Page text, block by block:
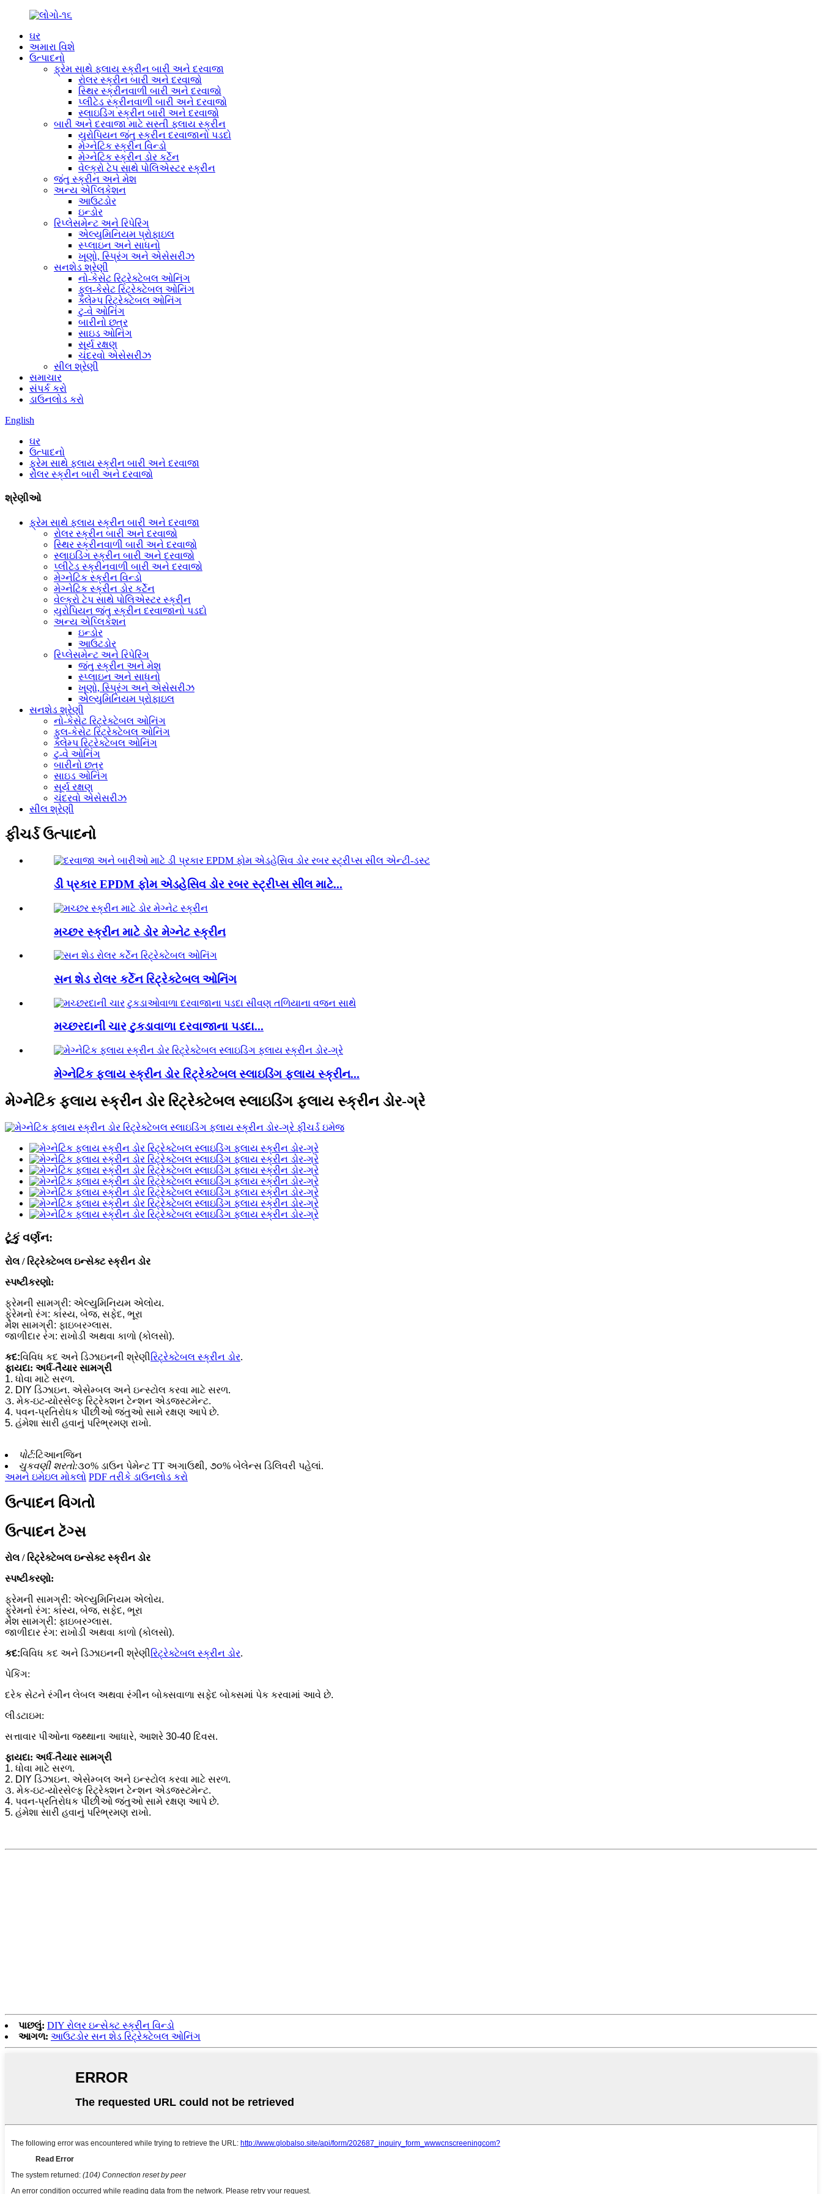
ઘર
અમારા વિશે
ઉત્પાદનો
ફ્રેમ સાથે ફ્લાય સ્ક્રીન બારી અને દરવાજા
રોલર સ્ક્રીન બારી અને દરવાજો
સ્થિર સ્ક્રીનવાળી બારી અને દરવાજો
પ્લીટેડ સ્ક્રીનવાળી બારી અને દરવાજો
સ્લાઇડિંગ સ્ક્રીન બારી અને દરવાજો
બારી અને દરવાજા માટે સસ્તી ફ્લાય સ્ક્રીન
યુરોપિયન જંતુ સ્ક્રીન દરવાજાનો પડદો
મેગ્નેટિક સ્ક્રીન વિન્ડો
મેગ્નેટિક સ્ક્રીન ડોર કર્ટેન
વેલ્ક્રો ટેપ સાથે પોલિએસ્ટર સ્ક્રીન
જંતુ સ્ક્રીન અને મેશ
અન્ય એપ્લિકેશન
આઉટડોર
ઇન્ડોર
રિપ્લેસમેન્ટ અને રિપેરિંગ
એલ્યુમિનિયમ પ્રોફાઇલ
સ્પ્લાઇન અને સાધનો
ખૂણો, સ્પ્રિંગ અને એસેસરીઝ
સનશેડ શ્રેણી
નો-કેસેટ રિટ્રેક્ટેબલ ઓનિંગ
ફુલ-કેસેટ રિટ્રેક્ટેબલ ઓનિંગ
ક્લેમ્પ રિટ્રેક્ટેબલ ઓનિંગ
ટુ-વે ઓનિંગ
બારીનો છત્ર
સાઇડ ઓનિંગ
સૂર્ય રક્ષણ
ચંદરવો એસેસરીઝ
સીલ શ્રેણી
સમાચાર
સંપર્ક કરો
ડાઉનલોડ કરો
English
ઘર
ઉત્પાદનો
ફ્રેમ સાથે ફ્લાય સ્ક્રીન બારી અને દરવાજા
રોલર સ્ક્રીન બારી અને દરવાજો
શ્રેણીઓ
ફ્રેમ સાથે ફ્લાય સ્ક્રીન બારી અને દરવાજા
રોલર સ્ક્રીન બારી અને દરવાજો
સ્થિર સ્ક્રીનવાળી બારી અને દરવાજો
સ્લાઇડિંગ સ્ક્રીન બારી અને દરવાજો
પ્લીટેડ સ્ક્રીનવાળી બારી અને દરવાજો
મેગ્નેટિક સ્ક્રીન વિન્ડો
મેગ્નેટિક સ્ક્રીન ડોર કર્ટેન
વેલ્ક્રો ટેપ સાથે પોલિએસ્ટર સ્ક્રીન
યુરોપિયન જંતુ સ્ક્રીન દરવાજાનો પડદો
અન્ય એપ્લિકેશન
ઇન્ડોર
આઉટડોર
રિપ્લેસમેન્ટ અને રિપેરિંગ
જંતુ સ્ક્રીન અને મેશ
સ્પ્લાઇન અને સાધનો
ખૂણો, સ્પ્રિંગ અને એસેસરીઝ
એલ્યુમિનિયમ પ્રોફાઇલ
સનશેડ શ્રેણી
નો-કેસેટ રિટ્રેક્ટેબલ ઓનિંગ
ફુલ-કેસેટ રિટ્રેક્ટેબલ ઓનિંગ
ક્લેમ્પ રિટ્રેક્ટેબલ ઓનિંગ
ટુ-વે ઓનિંગ
બારીનો છત્ર
સાઇડ ઓનિંગ
સૂર્ય રક્ષણ
ચંદરવો એસેસરીઝ
સીલ શ્રેણી
ફીચર્ડ ઉત્પાદનો
ડી પ્રકાર EPDM ફોમ એડહેસિવ ડોર રબર સ્ટ્રીપ્સ સીલ માટે...
મચ્છર સ્ક્રીન માટે ડોર મેગ્નેટ સ્ક્રીન
સન શેડ રોલર કર્ટેન રિટ્રેક્ટેબલ ઓનિંગ
મચ્છરદાની ચાર ટુકડાવાળા દરવાજાના પડદા...
મેગ્નેટિક ફ્લાય સ્ક્રીન ડોર રિટ્રેક્ટેબલ સ્લાઇડિંગ ફ્લાય સ્ક્રીન...
મેગ્નેટિક ફ્લાય સ્ક્રીન ડોર રિટ્રેક્ટેબલ સ્લાઇડિંગ ફ્લાય સ્ક્રીન ડોર-ગ્રે
ટૂંકું વર્ણન:
રોલ / રિટ્રેક્ટેબલ ઇન્સેક્ટ સ્ક્રીન ડોર
સ્પષ્ટીકરણો:
ફ્રેમની સામગ્રી: એલ્યુમિનિયમ એલોય.
ફ્રેમનો રંગ: કાંસ્ય, બેજ, સફેદ, ભૂરા
મેશ સામગ્રી: ફાઇબરગ્લાસ.
જાળીદાર રંગ: રાખોડી અથવા કાળો (કોલસો).
કદ:વિવિધ કદ અને ડિઝાઇનની શ્રેણીરિટ્રેક્ટેબલ સ્ક્રીન ડોર.
ફાયદા: અર્ધ-તૈયાર સામગ્રી
1. ધોવા માટે સરળ.
2. DIY ડિઝાઇન. એસેમ્બલ અને ઇન્સ્ટોલ કરવા માટે સરળ.
૩. મેક-ઇટ-યોરસેલ્ફ રિટ્રેક્શન ટેન્શન એડજસ્ટમેન્ટ.
4. પવન-પ્રતિરોધક પીંછીઓ જંતુઓ સામે રક્ષણ આપે છે.
5. હંમેશા સારી હવાનું પરિભ્રમણ રાખો.
પોર્ટ:ટિઆનજિન
ચુકવણી શરતો:૩૦% ડાઉન પેમેન્ટ TT અગાઉથી, ૭૦% બેલેન્સ ડિલિવરી પહેલાં.
અમને ઇમેઇલ મોકલો PDF તરીકે ડાઉનલોડ કરો
ઉત્પાદન વિગતો
ઉત્પાદન ટૅગ્સ
રોલ / રિટ્રેક્ટેબલ ઇન્સેક્ટ સ્ક્રીન ડોર
સ્પષ્ટીકરણો:
ફ્રેમની સામગ્રી: એલ્યુમિનિયમ એલોય.
ફ્રેમનો રંગ: કાંસ્ય, બેજ, સફેદ, ભૂરા
મેશ સામગ્રી: ફાઇબરગ્લાસ.
જાળીદાર રંગ: રાખોડી અથવા કાળો (કોલસો).
કદ:વિવિધ કદ અને ડિઝાઇનની શ્રેણીરિટ્રેક્ટેબલ સ્ક્રીન ડોર.
પેકિંગ:
દરેક સેટને રંગીન લેબલ અથવા રંગીન બોક્સવાળા સફેદ બોક્સમાં પેક કરવામાં આવે છે.
લીડટાઇમ:
સત્તાવાર પીઓના જથ્થાના આધારે, આશરે 30-40 દિવસ.
ફાયદા: અર્ધ-તૈયાર સામગ્રી
1. ધોવા માટે સરળ.
2. DIY ડિઝાઇન. એસેમ્બલ અને ઇન્સ્ટોલ કરવા માટે સરળ.
૩. મેક-ઇટ-યોરસેલ્ફ રિટ્રેક્શન ટેન્શન એડજસ્ટમેન્ટ.
4. પવન-પ્રતિરોધક પીંછીઓ જંતુઓ સામે રક્ષણ આપે છે.
5. હંમેશા સારી હવાનું પરિભ્રમણ રાખો.
પાછલું: DIY રોલર ઇન્સેક્ટ સ્ક્રીન વિન્ડો
આગળ: આઉટડોર સન શેડ રિટ્રેક્ટેબલ ઓનિંગ